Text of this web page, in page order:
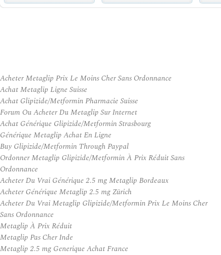
Acheter Metaglip Prix Le Moins Cher Sans Ordonnance
Achat Metaglip Ligne Suisse
Achat Glipizide/Metformin Pharmacie Suisse
Forum Ou Acheter Du Metaglip Sur Internet
Achat Générique Glipizide/Metformin Strasbourg
Générique Metaglip Achat En Ligne
Buy Glipizide/Metformin Through Paypal
Ordonner Metaglip Glipizide/Metformin À Prix Réduit Sans
Ordonnance
Acheter Du Vrai Générique 2.5 mg Metaglip Bordeaux
Acheter Générique Metaglip 2.5 mg Zürich
Acheter Du Vrai Metaglip Glipizide/Metformin Prix Le Moins Cher
Sans Ordonnance
Metaglip À Prix Réduit
Metaglip Pas Cher Inde
Metaglip 2.5 mg Generique Achat France